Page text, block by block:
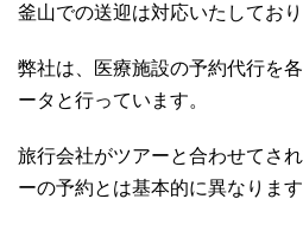
釜山での送迎は対応いたしており
弊社は、医療施設の予約代行を
ータと行っています。
旅行会社がツアーと合わせてさ
ーの予約とは基本的に異なります